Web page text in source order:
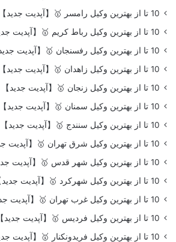
10 تا از بهترین وکیل رامسر 🥇【آپدیت جدید】
10 تا از بهترین وکیل رباط کریم 🥇【آپدیت جدید】
10 تا از بهترین وکیل رفسنجان 🥇【آپدیت جدید】
10 تا از بهترین وکیل زاهدان 🥇【آپدیت جدید】
10 تا از بهترین وکیل زنجان 🥇【آپدیت جدید】
10 تا از بهترین وکیل سمنان 🥇【آپدیت جدید】
10 تا از بهترین وکیل سنندج 🥇【آپدیت جدید】
10 تا از بهترین وکیل شرق تهران 🥇【آپدیت جدید】
10 تا از بهترین وکیل شهر قدس 🥇【آپدیت جدید】
10 تا از بهترین وکیل شهرکرد 🥇【آپدیت جدید】
10 تا از بهترین وکیل غرب تهران 🥇【آپدیت جدید】
10 تا از بهترین وکیل فردیس 🥇【آپدیت جدید】
10 تا از بهترین وکیل فریدونکنار 🥇【آپدیت جدید】